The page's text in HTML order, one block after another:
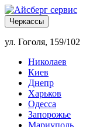
Черкассы
ул. Гоголя, 159/102
Николаев
Киев
Днепр
Харьков
Одесса
Запорожье
Мариуполь